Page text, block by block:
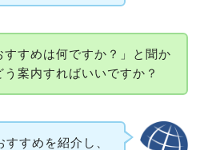
すすめは何ですか？」と聞か
う案内すればいいですか？
すめを紹介し、